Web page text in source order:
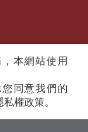
本網站使用
同意我們的
權政策。